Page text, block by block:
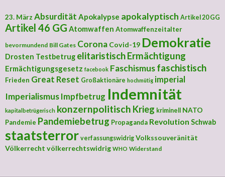
23. März Absurdität Apokalypse apokalyptisch Artikel 20 GG
Artikel 46 GG Atomwaffen Atomwaffenzeitalter
bevormundend Bill Gates Corona Covid-19 Demokratie
Drosten Testbetrug elitaristischErmächtigung
Ermächtigungsgesetz facebook Faschismusfaschistisch
Frieden Great Reset Großaktionäre hochmütig imperial
Imperialismus Impfbetrug Indemnität
kapitalbetrügerisch konzernpolitisch Krieg kriminell
NATO
Pandemie Pandemiebetrug Propaganda Revolution Schwab
staatsterror verfassungswidrig Volkssouveränität
Völkerrecht völkerrechtswidrig WHO Widerstand